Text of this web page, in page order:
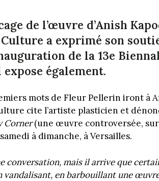
de l’œuvre d’Anish
a exprimé son
de la 13e
également.
mots de Fleur Pellerin iront à
cite l’artiste plasticien et
Corner(une œuvre controversée,
à dimanche, à Versailles.
conversation, mais il arrive que
vandalisant, en barbouillant une